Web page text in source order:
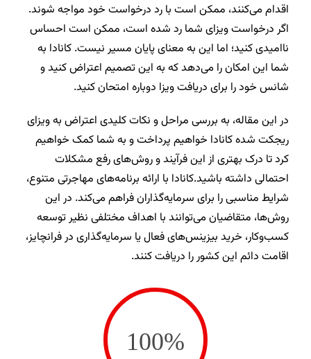
اقدام می‌کنند، ممکن است با رد درخواست خود مواجه شوند.
اگر درخواست ویزای شما رد شده است، ممکن است احساس
ناامیدی کنید؛ اما این به معنای پایان مسیر نیست. کانادا به
شما این امکان را می‌دهد که به این تصمیم اعتراض کنید و
شانس خود را برای دریافت ویزا دوباره امتحان کنید.
در این مقاله، به بررسی مراحل و نکات کلیدی اعتراض به ویزای
ریجکت شده کانادا خواهیم پرداخت و به شما کمک خواهیم
کرد تا درک بهتری از این فرآیند و روش‌های رفع مشکلات
احتمالی داشته باشید.کانادا با ارائه برنامه‌های مهاجرتی متنوع،
شرایط مناسبی را برای سرمایه‌گذاران فراهم می‌کند. در این
روش‌ها، متقاضیان می‌توانند با اهداف مختلفی نظیر توسعه
کسب‌وکار، خرید بیزینس‌های فعال یا سرمایه‌گذاری در فرانچایز،
اقامت دائم این کشور را دریافت کنند.
100%